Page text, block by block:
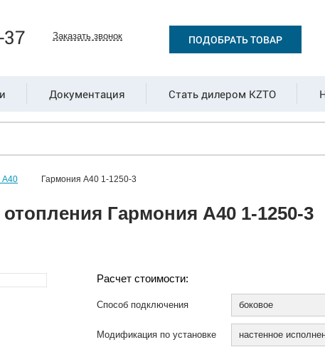
Заказать звонок ПОДОБРАТЬ ТОВАР
Документация Стать дилером KZTO
А40 Гармония А40 1-1250-3
Гармония А40 1-1250-3
Расчет стоимости:
Способ подключения боковое
Модификация по установке настенное